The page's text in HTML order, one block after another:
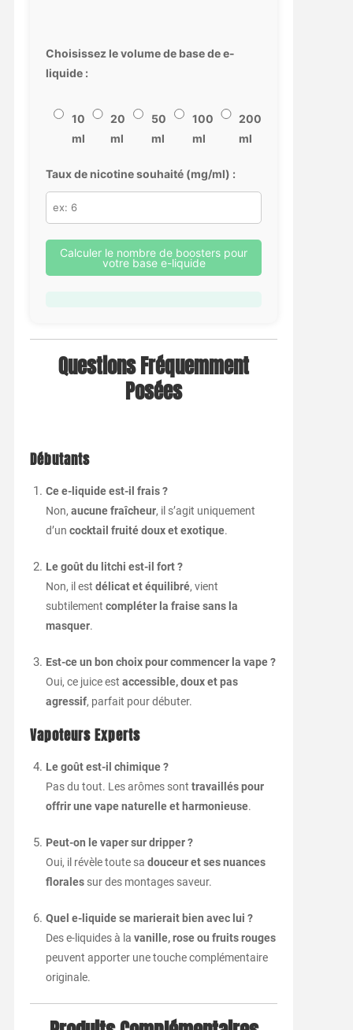
Choisissez le volume de base de e-
liquide :
10
ml
20
ml
50
ml
100
ml
200
ml
Taux de nicotine souhaité (mg/ml) :
Calculer le nombre de boosters pour
votre base e-liquide
Questions Fréquemment
Posées
Débutants
Ce e-liquide est-il frais ?
Non, aucune fraîcheur, il s’agit uniquement
d’un cocktail fruité doux et exotique.
Le goût du litchi est-il fort ?
Non, il est délicat et équilibré, vient
subtilement compléter la fraise sans la
masquer.
Est-ce un bon choix pour commencer la vape ?
Oui, ce juice est accessible, doux et pas
agressif, parfait pour débuter.
Vapoteurs Experts
Le goût est-il chimique ?
Pas du tout. Les arômes sont travaillés pour
offrir une vape naturelle et harmonieuse.
Peut-on le vaper sur dripper ?
Oui, il révèle toute sa douceur et ses nuances
floralessur des montages saveur.
Quel e-liquide se marierait bien avec lui ?
Des e-liquides à la vanille, rose ou fruits rouges
peuvent apporter une touche complémentaire
originale.